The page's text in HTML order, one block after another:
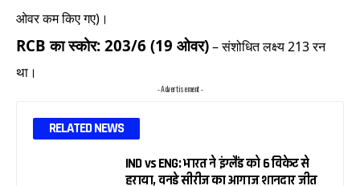
ओवर कम किए गए)।
RCB का स्कोर: 203/6 (19 ओवर)– संशोधित लक्ष्य 213 रन
था।
- Advertisement -
RELATED NEWS
IND vs ENG: भारत ने इंग्लैंड को 6 विकेट से
हराया, वनडे सीरीज का आगाज शानदार जीत